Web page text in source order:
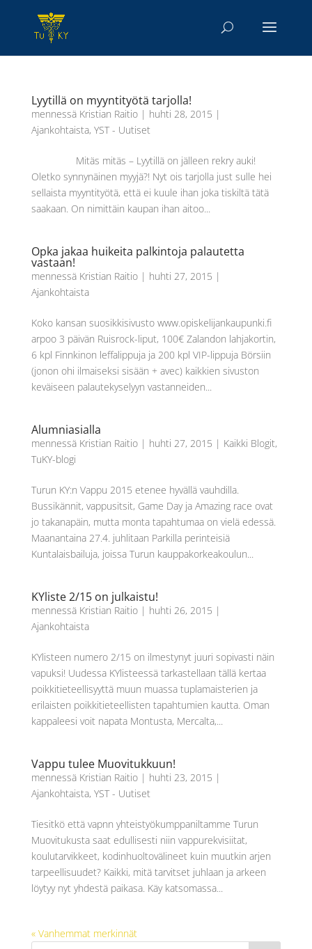
Lyytillä on myyntityötä tarjolla!
mennessä Kristian Raitio| huhti 28, 2015 |
Ajankohtaista, YST - Uutiset
Mitäs mitäs – Lyytillä on jälleen rekry auki!
Oletko synnynäinen myyjä?! Nyt ois tarjolla just sulle hei
sellaista myyntityötä, että ei kuule ihan joka tiskiltä tätä
saakaan. On nimittäin kaupan ihan aitoo...
Opka jakaa huikeita palkintoja palautetta
vastaan!
mennessä Kristian Raitio| huhti 27, 2015 |
Ajankohtaista
Koko kansan suosikkisivusto www.opiskelijankaupunki.fi
arpoo 3 päivän Ruisrock-liput, 100€ Zalandon lahjakortin,
6 kpl Finnkinon leffalippuja ja 200 kpl VIP-lippuja Börsiin
(jonon ohi ilmaiseksi sisään + avec) kaikkien sivuston
keväiseen palautekyselyyn vastanneiden...
Alumniasialla
mennessä Kristian Raitio| huhti 27, 2015 | Kaikki Blogit,
TuKY-blogi
Turun KY:n Vappu 2015 etenee hyvällä vauhdilla.
Bussikännit, vappusitsit, Game Day ja Amazing race ovat
jo takanapäin, mutta monta tapahtumaa on vielä edessä.
Maanantaina 27.4. juhlitaan Parkilla perinteisiä
Kuntalaisbailuja, joissa Turun kauppakorkeakoulun...
KYliste 2/15 on julkaistu!
mennessä Kristian Raitio| huhti 26, 2015 |
Ajankohtaista
KYlisteen numero 2/15 on ilmestynyt juuri sopivasti näin
vapuksi! Uudessa KYlisteessä tarkastellaan tällä kertaa
poikkitieteellisyyttä muun muassa tuplamaisterien ja
erilaisten poikkitieteellisten tapahtumien kautta. Oman
kappaleesi voit napata Montusta, Mercalta,...
Vappu tulee Muovitukkuun!
mennessä Kristian Raitio| huhti 23, 2015 |
Ajankohtaista, YST - Uutiset
Tiesitkö että vapnn yhteistyökumppaniltamme Turun
Muovitukusta saat edullisesti niin vappurekvisiitat,
koulutarvikkeet, kodinhuoltovälineet kuin muutkin arjen
tarpeellisuudet? Kaikki, mitä tarvitset juhlaan ja arkeen
löytyy nyt yhdestä paikasa. Käy katsomassa...
« Vanhemmat merkinnät